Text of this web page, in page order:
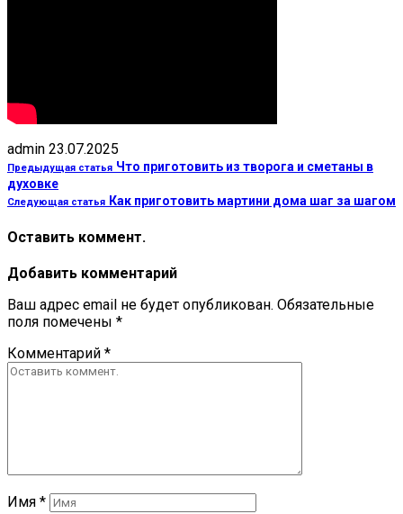
admin 23.07.2025
Предыдущая статья Что приготовить из творога и сметаны в
духовке
Следующая статья Как приготовить мартини дома шаг за шагом
Оставить коммент.
Добавить комментарий
Ваш адрес email не будет опубликован. Обязательные
поля помечены *
Комментарий *
Имя *